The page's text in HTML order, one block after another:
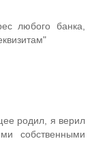
любого банка,
родил, я верил
собственными